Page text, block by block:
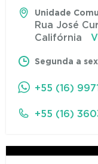
Unidade
Rua José
Califórnia
Segunda a
+55 (16)
+55 (16)